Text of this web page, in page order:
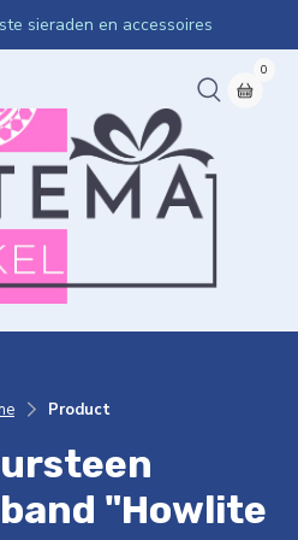
sieraden en accessoires
0
Product
"Howlite